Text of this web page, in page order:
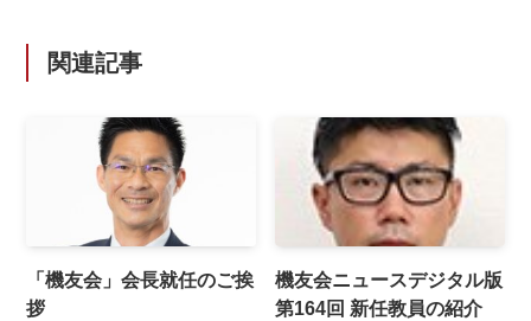
関連記事
「機友会」会長就任のご挨
拶
機友会ニュースデジタル版
第164回 新任教員の紹介